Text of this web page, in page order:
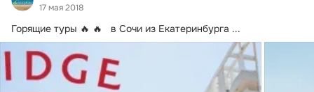
17 мая 2018
Горящие туры 🔥 🔥   в Сочи из Екатеринбурга ...